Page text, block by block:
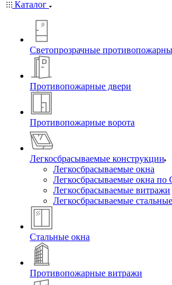
Каталог
Светопрозрачные
Противопожарные двери
Противопожарные ворота
Легкосбрасываемые конструкции
Легкосбрасываемые окна
Легкосбрасываемые окна
Легкосбрасываемые витражи
Легкосбрасываемые
Стальные окна
Противопожарные витражи